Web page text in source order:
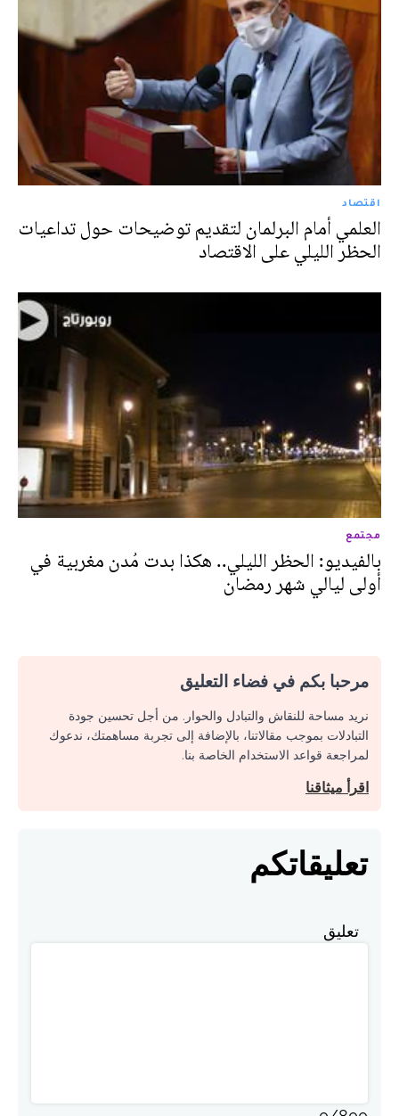
اقتصاد
العلمي أمام البرلمان لتقديم توضيحات حول تداعيات
الحظر الليلي على الاقتصاد
مجتمع
بالفيديو: الحظر الليلي.. هكذا بدت مُدن مغربية في
أولى ليالي شهر رمضان
مرحبا بكم في فضاء التعليق
نريد مساحة للنقاش والتبادل والحوار. من أجل تحسين جودة
التبادلات بموجب مقالاتنا، بالإضافة إلى تجربة مساهمتك، ندعوك
لمراجعة قواعد الاستخدام الخاصة بنا.
اقرأ ميثاقنا
تعليقاتكم
تعليق